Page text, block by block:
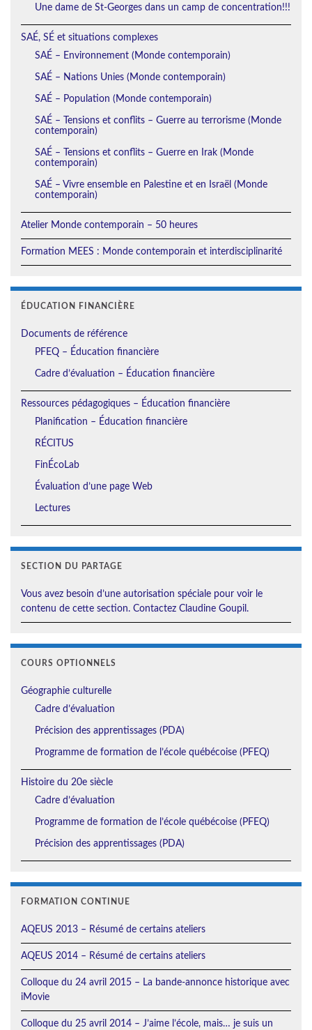
Une dame de St-Georges dans un camp de concentration!!!
SAÉ, SÉ et situations complexes
SAÉ – Environnement (Monde contemporain)
SAÉ – Nations Unies (Monde contemporain)
SAÉ – Population (Monde contemporain)
SAÉ – Tensions et conflits – Guerre au terrorisme (Monde
contemporain)
SAÉ – Tensions et conflits – Guerre en Irak (Monde
contemporain)
SAÉ – Vivre ensemble en Palestine et en Israël (Monde
contemporain)
Atelier Monde contemporain – 50 heures
Formation MEES : Monde contemporain et interdisciplinarité
ÉDUCATION FINANCIÈRE
Documents de référence
PFEQ – Éducation financière
Cadre d’évaluation – Éducation financière
Ressources pédagogiques – Éducation financière
Planification – Éducation financière
RÉCITUS
FinÉcoLab
Évaluation d’une page Web
Lectures
SECTION DU PARTAGE
Vous avez besoin d’une autorisation spéciale pour voir le
contenu de cette section. Contactez Claudine Goupil.
COURS OPTIONNELS
Géographie culturelle
Cadre d’évaluation
Précision des apprentissages (PDA)
Programme de formation de l’école québécoise (PFEQ)
Histoire du 20e siècle
Cadre d’évaluation
Programme de formation de l’école québécoise (PFEQ)
Précision des apprentissages (PDA)
FORMATION CONTINUE
AQEUS 2013 – Résumé de certains ateliers
AQEUS 2014 – Résumé de certains ateliers
Colloque du 24 avril 2015 – La bande-annonce historique avec
iMovie
Colloque du 25 avril 2014 – J’aime l’école, mais… je suis un